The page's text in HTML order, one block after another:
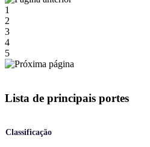
1
2
3
4
5
Lista de principais portes
Classificação